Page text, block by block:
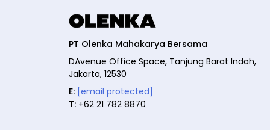
PT Olenka Mahakarya Bersama
DAvenue Office Space, Tanjung Barat Indah,
Jakarta, 12530
E: [email protected]
T: +62 21 782 8870